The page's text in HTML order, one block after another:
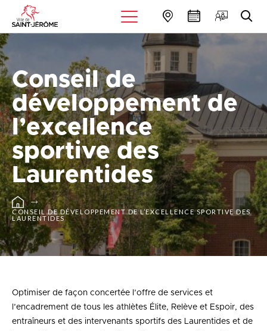
Conseil de
développement de
l’excellence
sportive des
Laurentides
CONSEIL DE DÉVELOPPEMENT DE L’EXCELLENCE SPORTIVE DES
LAURENTIDES
Optimiser de façon concertée l’offre de services et
l’encadrement de tous les athlètes Élite, Relève et Espoir, des
entraîneurs et des intervenants sportifs des Laurentides et de